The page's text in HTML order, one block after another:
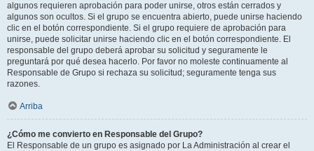
algunos requieren aprobación para poder unirse, otros están cerrados y
algunos son ocultos. Si el grupo se encuentra abierto, puede unirse haciendo
clic en el botón correspondiente. Si el grupo requiere de aprobación para
unirse, puede solicitar unirse haciendo clic en el botón correspondiente. El
responsable del grupo deberá aprobar su solicitud y seguramente le
preguntará por qué desea hacerlo. Por favor no moleste continuamente al
Responsable de Grupo si rechaza su solicitud; seguramente tenga sus
razones.
Arriba
¿Cómo me convierto en Responsable del Grupo?
El Responsable de un grupo es asignado por La Administración al crear el